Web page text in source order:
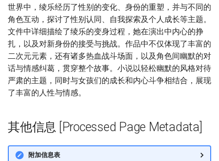
世界中，绫乐经历了性别的变化、身份的重塑，并与不同的
角色互动，探讨了性别认同、自我探索及个人成长等主题。
文件中详细描绘了绫乐的变身过程，她在演出中内心的挣
扎，以及对新身份的接受与挑战。作品中不仅体现了丰富的
二次元元素，还有诸多热血战斗场面，以及角色间幽默的对
话与情感纠葛，贯穿整个故事。小说以轻松幽默的风格对待
严肃的主题，同时与女孩们的成长和内心斗争相结合，展现
了丰富的人性与情感。
其他信息 [Processed Page Metadata]
附加信息表